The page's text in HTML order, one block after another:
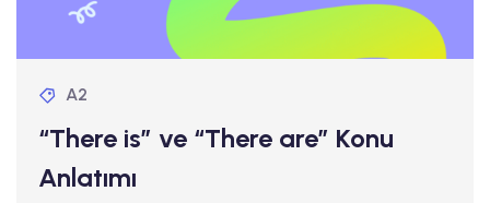
A2
“There is” ve “There are” Konu
Anlatımı